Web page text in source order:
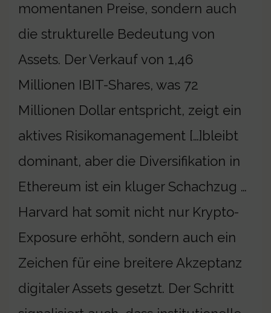
momentanen Preise, sondern auch
die strukturelle Bedeutung von
Assets. Der Verkauf von 1,46
Millionen IBIT-Shares, was 72
Millionen Dollar entspricht, zeigt ein
aktives Risikomanagement […]bleibt
dominant, aber die Diversifikation in
Ethereum ist ein kluger Schachzug …
Harvard hat somit nicht nur Krypto-
Exposure erhöht, sondern auch ein
Zeichen für eine breitere Akzeptanz
digitaler Assets gesetzt. Der Schritt